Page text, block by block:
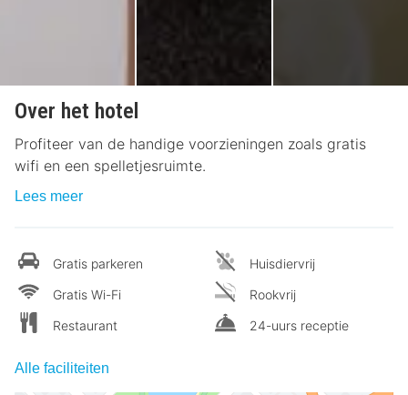
Over het hotel
Profiteer van de handige voorzieningen zoals gratis
wifi en een spelletjesruimte.
Lees meer
Gratis parkeren
Gratis Wi-Fi
Restaurant
Huisdiervrij
Rookvrij
24-uurs receptie
Alle faciliteiten